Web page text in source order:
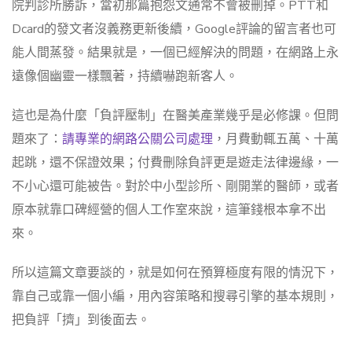
院判診所勝訴，當初那篇抱怨文通常不會被刪掉。PTT和
Dcard的發文者沒義務更新後續，Google評論的留言者也可
能人間蒸發。結果就是，一個已經解決的問題，在網路上永
遠像個幽靈一樣飄著，持續嚇跑新客人。
這也是為什麼「負評壓制」在醫美產業幾乎是必修課。但問
題來了： 請專業的網路公關公司處理 ，月費動輒五萬、十萬
起跳，還不保證效果；付費刪除負評更是遊走法律邊緣，一
不小心還可能被告。對於中小型診所、剛開業的醫師，或者
原本就靠口碑經營的個人工作室來說，這筆錢根本拿不出
來。
所以這篇文章要談的，就是如何在預算極度有限的情況下，
靠自己或靠一個小編，用內容策略和搜尋引擎的基本規則，
把負評「擠」到後面去。